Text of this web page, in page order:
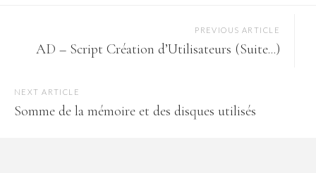
PREVIOUS ARTICLE
AD – Script Création d’Utilisateurs (Suite...)
NEXT ARTICLE
Somme de la mémoire et des disques utilisés